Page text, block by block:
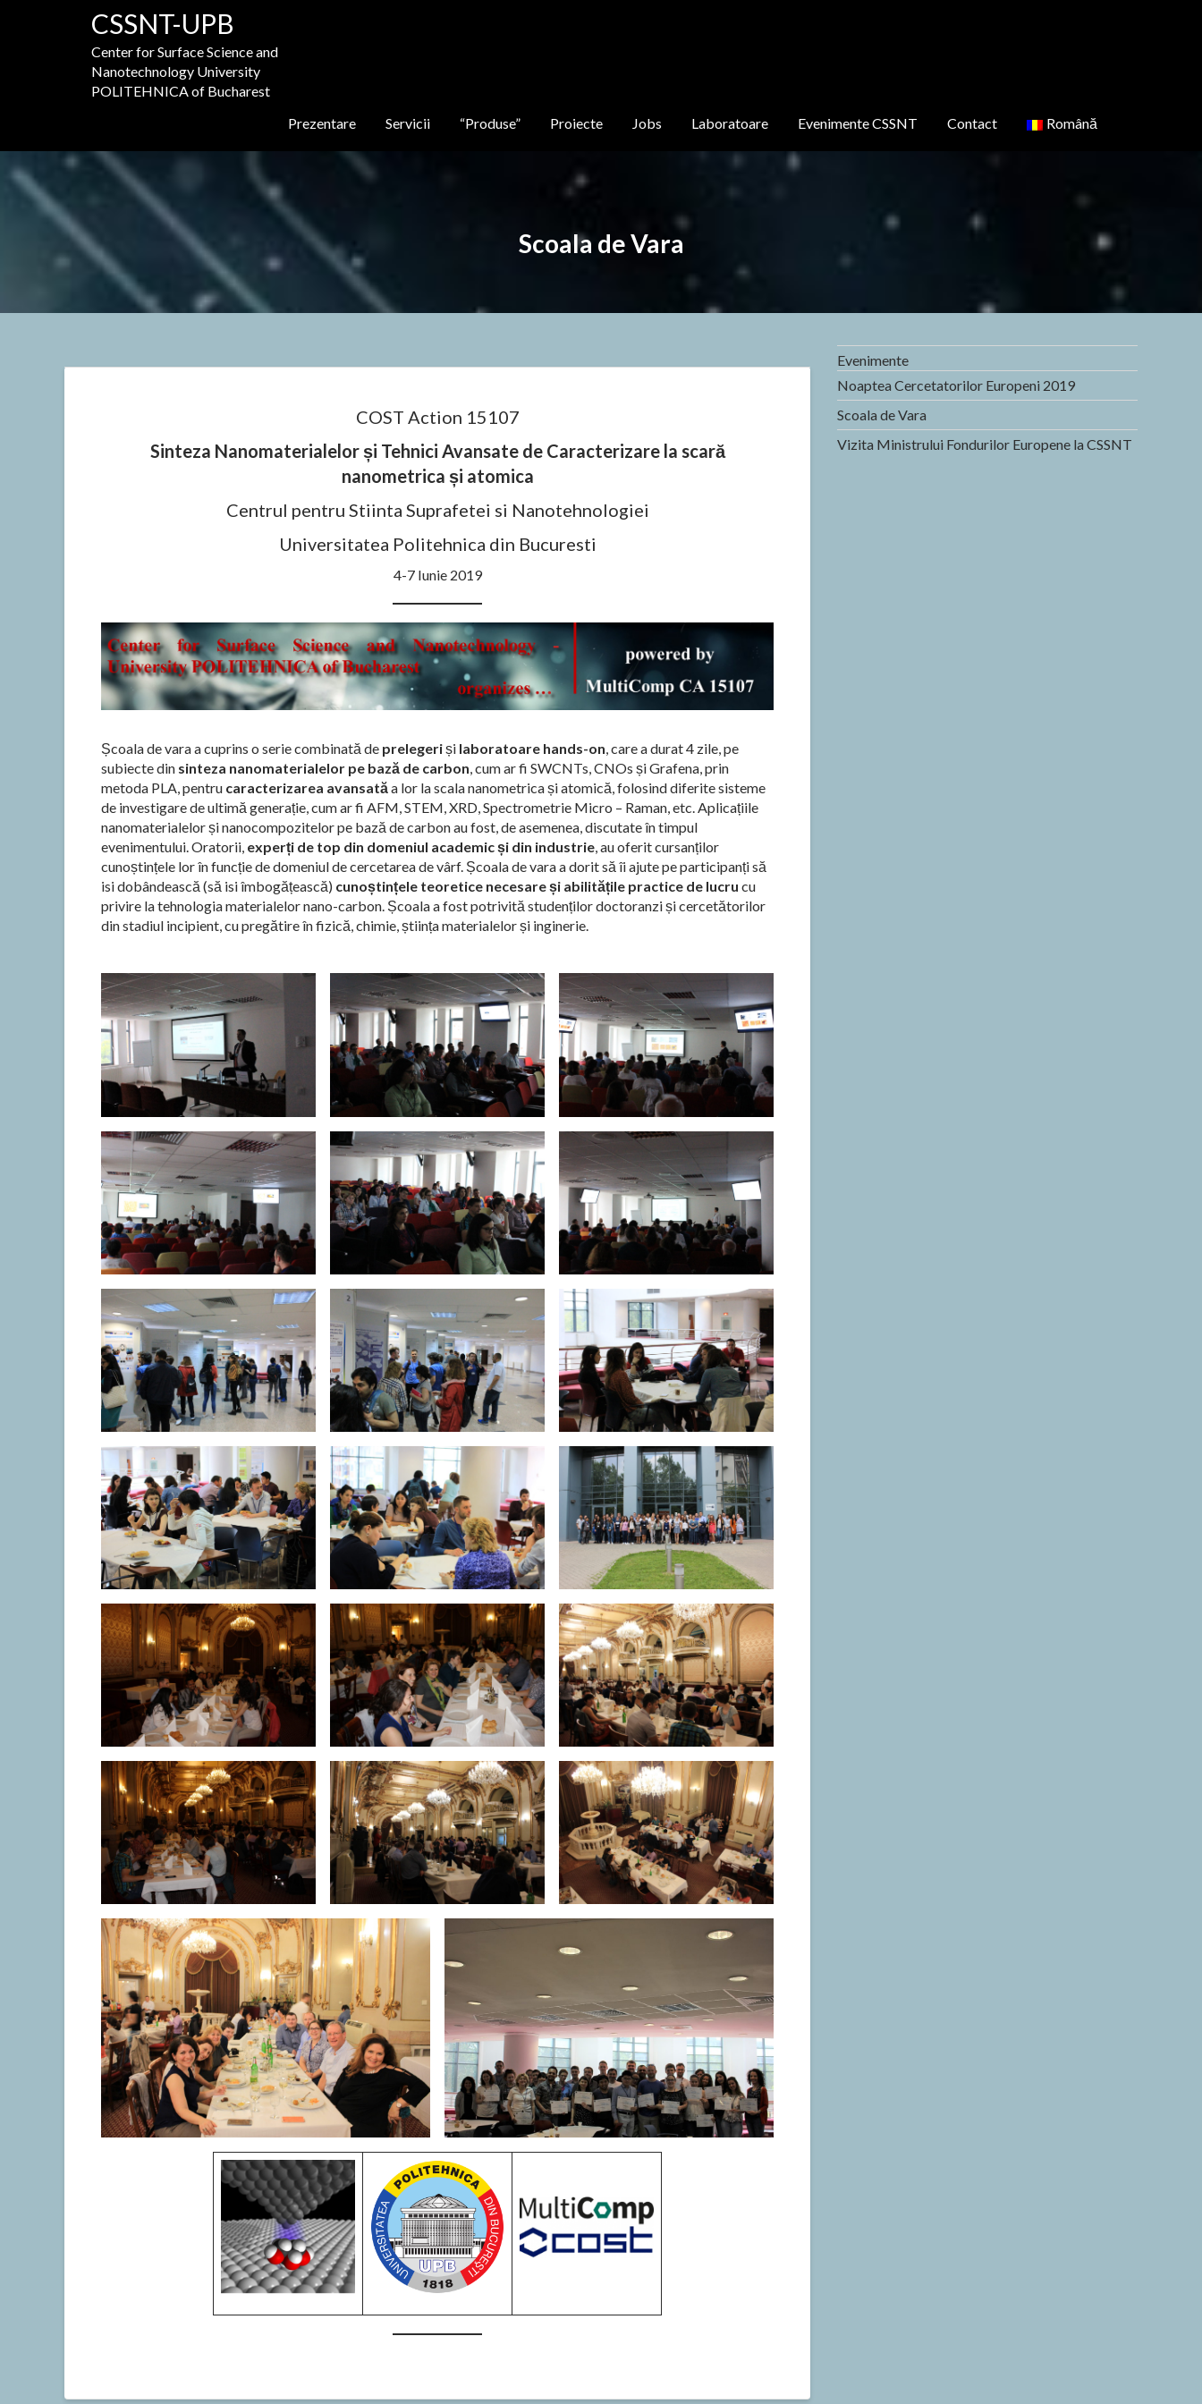
CSSNT-UPB
Center for Surface Science and
Nanotechnology University
POLITEHNICA of Bucharest
Prezentare
Servicii “Produse” Proiecte Jobs Laboratoare Evenimente CSSNT Contact Română
Scoala de Vara
COST Action 15107
Sinteza Nanomaterialelor și Tehnici Avansate de Caracterizare la scară
nanometrica și atomica
Centrul pentru Stiinta Suprafetei si Nanotehnologiei
Universitatea Politehnica din Bucuresti
4-7 Iunie 2019
Școala de vara a cuprins o serie combinată de prelegeriși laboratoare hands-on, care a durat 4 zile, pe
subiecte din sinteza nanomaterialelor pe bază de carbon, cum ar fi SWCNTs, CNOs și Grafena, prin
metoda PLA, pentru caracterizarea avansatăa lor la scala nanometrica și atomică, folosind diferite sisteme
de investigare de ultimă generație, cum ar fi AFM, STEM, XRD, Spectrometrie Micro – Raman, etc. Aplicațiile
nanomaterialelor și nanocompozitelor pe bază de carbon au fost, de asemenea, discutate în timpul
evenimentului. Oratorii, experți de top din domeniul academic și din industrie, au oferit cursanților
cunoștințele lor în funcție de domeniul de cercetarea de vârf. Școala de vara a dorit să îi ajute pe participanți să
isi dobândească (să isi îmbogățească) cunoștințele teoretice necesare și abilitățile practice de lucru cu
privire la tehnologia materialelor nano-carbon. Școala a fost potrivită studenților doctoranzi și cercetătorilor
din stadiul incipient, cu pregătire în fizică, chimie, știința materialelor și inginerie.
Evenimente
Noaptea Cercetatorilor Europeni 2019
Scoala de Vara
Vizita Ministrului Fondurilor Europene la CSSNT